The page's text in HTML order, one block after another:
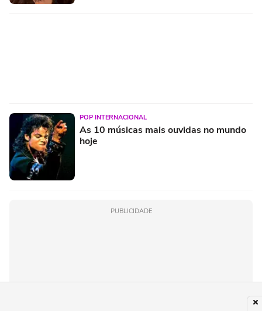
POP INTERNACIONAL
As 10 músicas mais ouvidas no mundo
hoje
PUBLICIDADE